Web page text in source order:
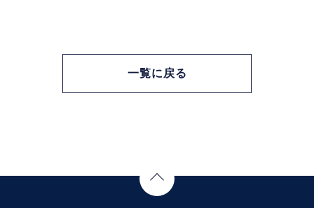
一覧に戻る